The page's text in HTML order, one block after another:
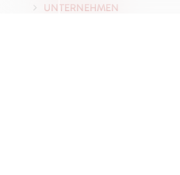
UNTERNEHMEN